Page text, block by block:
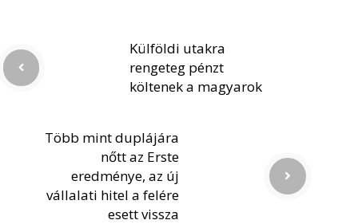
Külföldi utakra
rengeteg pénzt
költenek a magyarok
Több mint duplájára
nőtt az Erste
eredménye, az új
vállalati hitel a felére
esett vissza